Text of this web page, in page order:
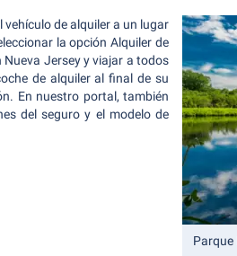
vehículo de alquiler a un lugar
la opción Alquiler de
Jersey y viajar a todos
de alquiler al final de su
En nuestro portal, también
del seguro y el modelo de